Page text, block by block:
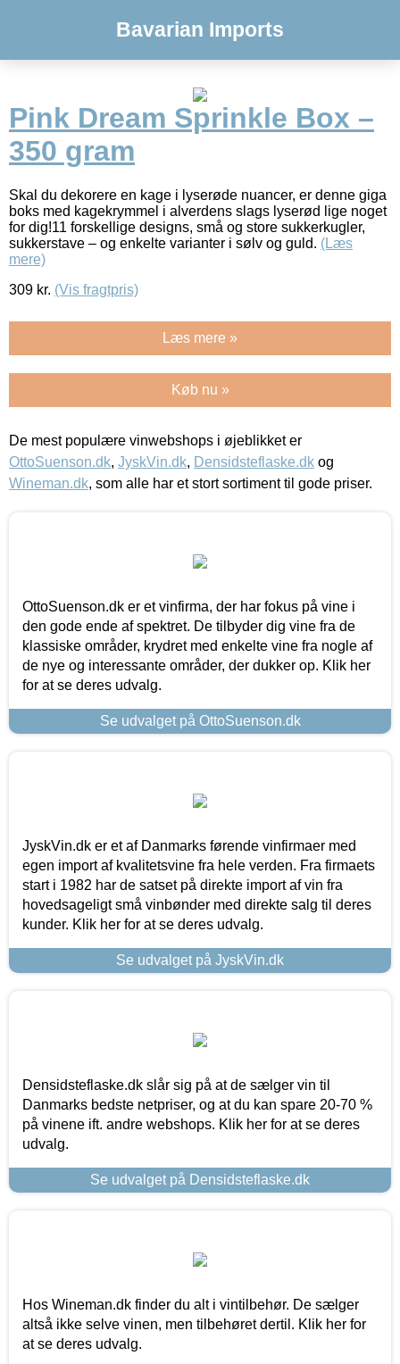
Bavarian Imports
Pink Dream Sprinkle Box –
350 gram
Skal du dekorere en kage i lyserøde nuancer, er denne giga
boks med kagekrymmel i alverdens slags lyserød lige noget
for dig!11 forskellige designs, små og store sukkerkugler,
sukkerstave – og enkelte varianter i sølv og guld. (Læs
mere)
309 kr. (Vis fragtpris)
Læs mere »
Køb nu »
De mest populære vinwebshops i øjeblikket er
OttoSuenson.dk, JyskVin.dk, Densidsteflaske.dk og
Wineman.dk, som alle har et stort sortiment til gode priser.
OttoSuenson.dk er et vinfirma, der har fokus på vine i
den gode ende af spektret. De tilbyder dig vine fra de
klassiske områder, krydret med enkelte vine fra nogle af
de nye og interessante områder, der dukker op. Klik her
for at se deres udvalg.
Se udvalget på OttoSuenson.dk
JyskVin.dk er et af Danmarks førende vinfirmaer med
egen import af kvalitetsvine fra hele verden. Fra firmaets
start i 1982 har de satset på direkte import af vin fra
hovedsageligt små vinbønder med direkte salg til deres
kunder. Klik her for at se deres udvalg.
Se udvalget på JyskVin.dk
Densidsteflaske.dk slår sig på at de sælger vin til
Danmarks bedste netpriser, og at du kan spare 20-70 %
på vinene ift. andre webshops. Klik her for at se deres
udvalg.
Se udvalget på Densidsteflaske.dk
Hos Wineman.dk finder du alt i vintilbehør. De sælger
altså ikke selve vinen, men tilbehøret dertil. Klik her for
at se deres udvalg.